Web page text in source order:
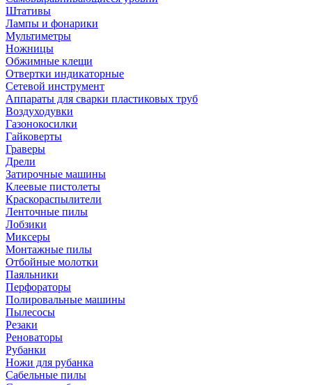
Штативы
Лампы и фонарики
Мультиметры
Ножницы
Обжимные клещи
Отвертки индикаторные
Сетевой инструмент
Аппараты для сварки пластиковых труб
Воздуходувки
Газонокосилки
Гайковерты
Граверы
Дрели
Затирочные машины
Клеевые пистолеты
Краскораспылители
Ленточные пилы
Лобзики
Миксеры
Монтажные пилы
Отбойные молотки
Паяльники
Перфораторы
Полировальные машины
Пылесосы
Резаки
Реноваторы
Рубанки
Ножи для рубанка
Сабельные пилы